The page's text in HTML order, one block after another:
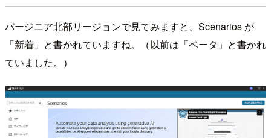
バージニア北部リージョンで見てみますと、Scenarios が
「新着」と書かれていますね。（以前は「ベータ」と書かれ
ていました。）